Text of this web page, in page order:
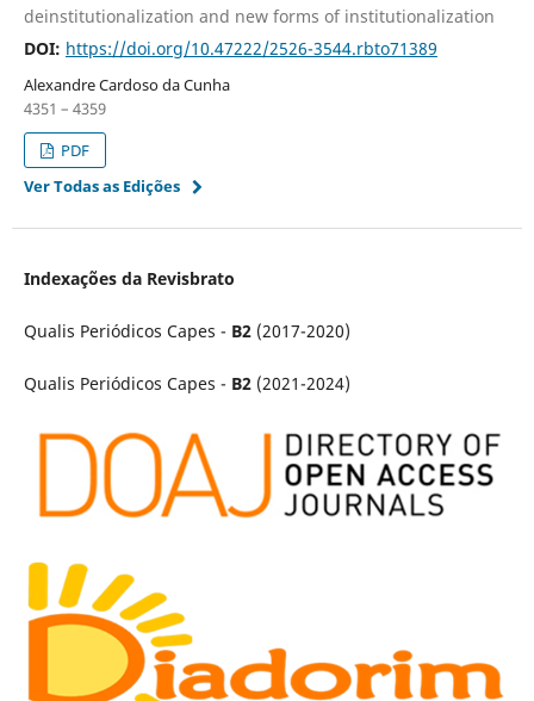
deinstitutionalization and new forms of institutionalization
DOI: https://doi.org/10.47222/2526-3544.rbto71389
Alexandre Cardoso da Cunha
4351 – 4359
PDF
Ver Todas as Edições
Indexações da Revisbrato
Qualis Periódicos Capes - B2(2017-2020)
Qualis Periódicos Capes - B2(2021-2024)